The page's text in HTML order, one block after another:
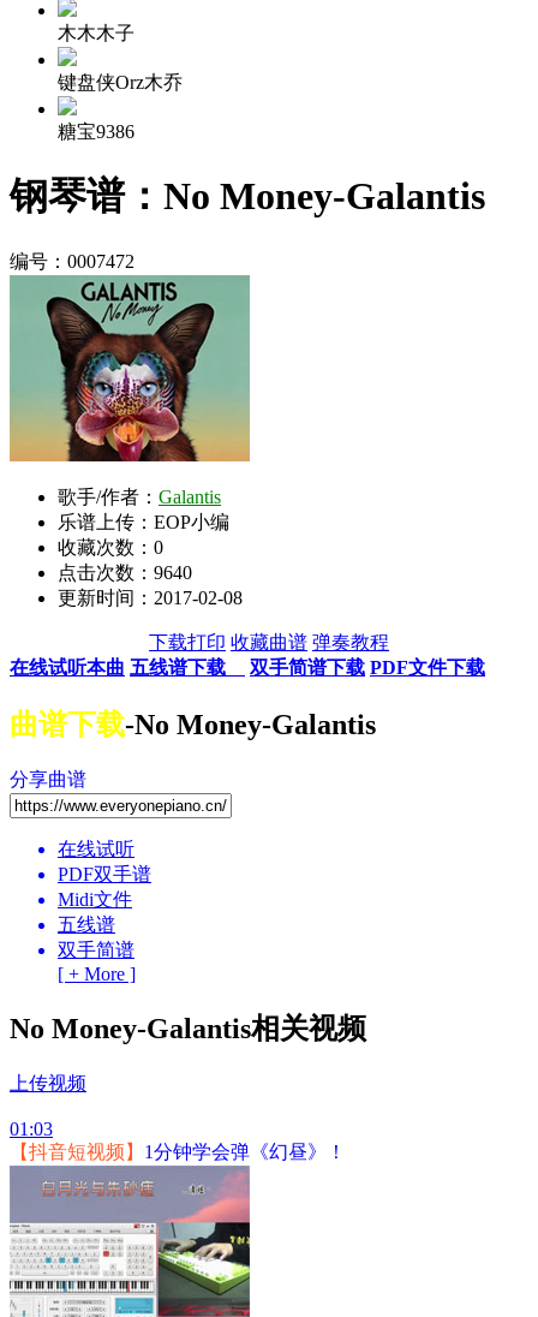
木木木子
键盘侠Orz木乔
糖宝9386
钢琴谱：No Money-Galantis
编号：0007472
歌手/作者： Galantis
乐谱上传：EOP小编
收藏次数： 0
点击次数：9640
更新时间：2017-02-08
下载打印 收藏曲谱 弹奏教程
在线试听本曲 五线谱下载 双手简谱下载 PDF文件下载
曲谱下载-No Money-Galantis
分享曲谱
在线试听
PDF双手谱
Midi文件
五线谱
双手简谱
[ + More ]
No Money-Galantis相关视频
上传视频
01:03
【抖音短视频】 1分钟学会弹《幻昼》！